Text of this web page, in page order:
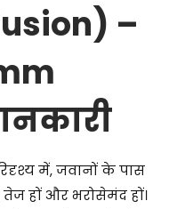
–
में, जवानों के पास
तेज हों और भरोसेमंद हों।